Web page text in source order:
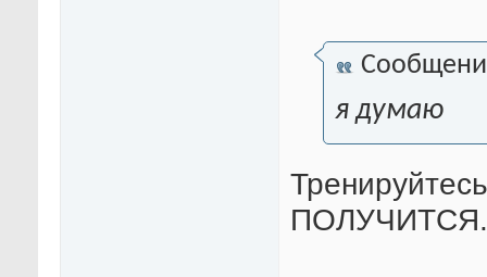
я думаю
ПОЛУЧИТСЯ.